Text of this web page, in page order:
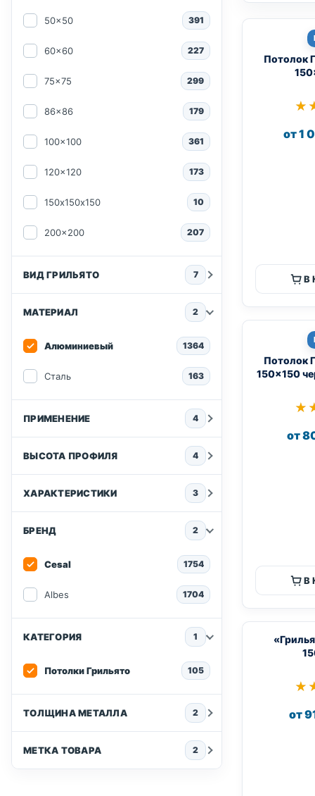
50x50 391
60x60 227
75x75 299
86x86 179
100x100 361
120x120 173
150х150х150 10
200x200 207
ВИД ГРИЛЬЯТО 7
МАТЕРИАЛ 2
Алюминиевый 1364
Сталь 163
ПРИМЕНЕНИЕ 4
ВЫСОТА ПРОФИЛЯ 4
ХАРАКТЕРИСТИКИ 3
БРЕНД 2
Cesal 1754
Albes 1704
КАТЕГОРИЯ 1
Потолки Грильято 105
ТОЛЩИНА МЕТАЛЛА 2
МЕТКА ТОВАРА 2
Потолок
от 1
В
Потолок
150×150
от
В
от